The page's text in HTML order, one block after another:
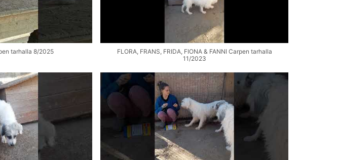
tarhalla 8/2025
FLORA, FRANS, FRIDA, FIONA & FANNI Carpen tarhalla
11/2023